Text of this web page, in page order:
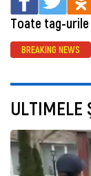
Toate tag-urile
BREAKING NEWS
ULTIMELE